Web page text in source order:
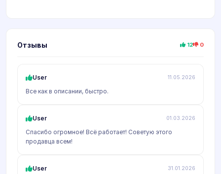
Отзывы 12 0
User 11.05.2026
Все как в описании, быстро.
User 01.03.2026
Спасибо огромное! Всё работает! Советую этого
продавца всем!
User 31.01.2026